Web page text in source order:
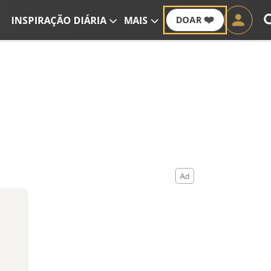
DOAR ❤️
INSPIRAÇÃO DIÁRIA MAIS